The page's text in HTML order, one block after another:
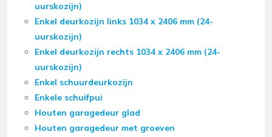
uurskozijn)
Enkel deurkozijn links 1034 x 2406 mm (24-
uurskozijn)
Enkel deurkozijn rechts 1034 x 2406 mm (24-
uurskozijn)
Enkel schuurdeurkozijn
Enkele schuifpui
Houten garagedeur glad
Houten garagedeur met groeven